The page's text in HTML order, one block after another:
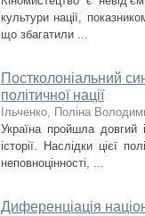
культури нації,
що збагатили ...
Постколоніальний
політичної нації
Ільченко, Поліна
Україна пройшла довгий
історії. Наслідки цієї
неповноцінності, ...
Диференціація